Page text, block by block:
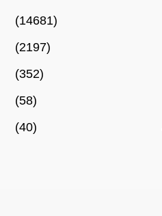
(14681)
(2197)
(352)
(58)
(40)